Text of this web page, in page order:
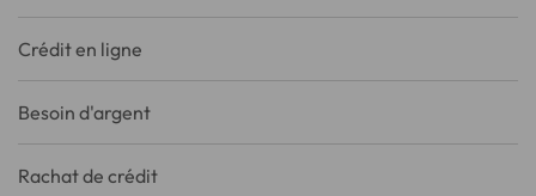
Crédit en ligne
Besoin d'argent
Rachat de crédit